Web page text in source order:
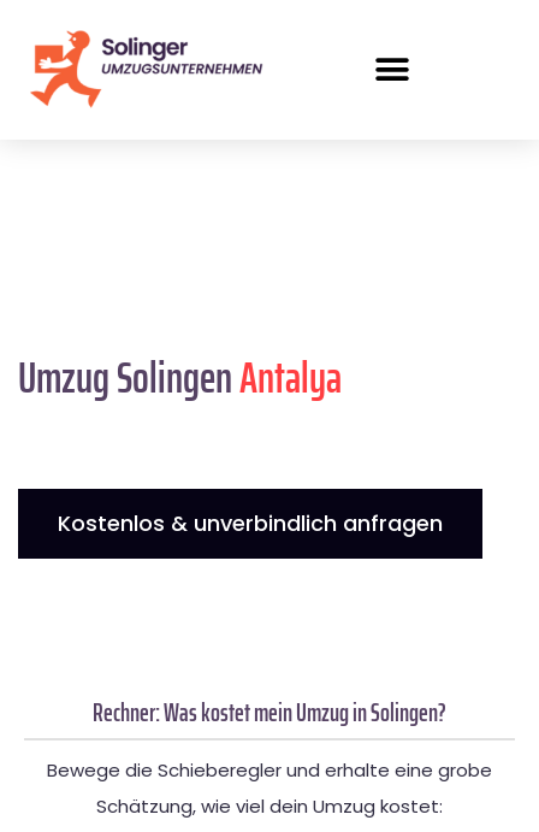
Umzug SolingenAntalya
Kostenlos & unverbindlich anfragen
Rechner: Was kostet mein Umzug in Solingen?
Bewege die Schieberegler und erhalte eine grobe
Schätzung, wie viel dein Umzug kostet: